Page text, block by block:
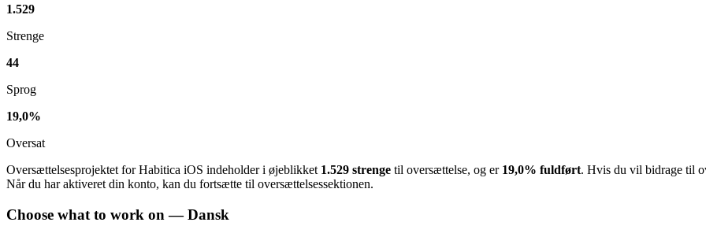
1.529
Strenge
44
Sprog
19,0%
Oversat
Oversættelsesprojektet for Habitica iOS indeholder i øjeblikket 1.529 strenge til oversættelse, og er 19,0% fuldført. Hvis du vil bidrage til
Når du har aktiveret din konto, kan du fortsætte til oversættelsessektionen.
Choose what to work on — Dansk